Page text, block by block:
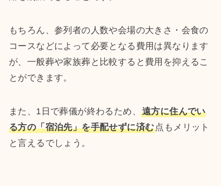
もちろん、参列者の人数や会場の大きさ・会食の
コースなどによって必要となる費用は異なります
が、一般葬や家族葬と比較すると費用を抑えるこ
とができます。
また、1日で葬儀が終わるため、 遠方に住んでい
る方の「宿泊先」を手配せずに済む点もメリット
と言えるでしょう。